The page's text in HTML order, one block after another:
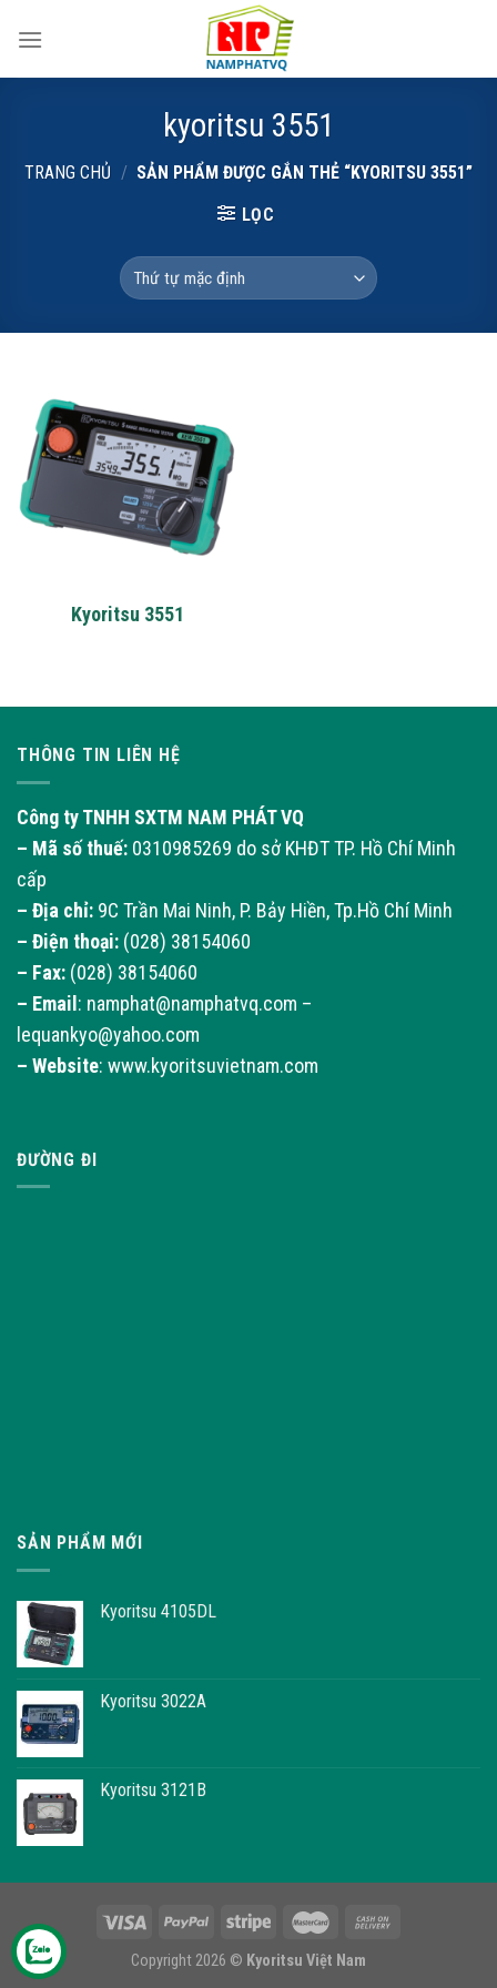
kyoritsu 3551
TRANG CHỦ / SẢN PHẨM ĐƯỢC GẮN THẺ “KYORITSU 3551”
LỌC
Kyoritsu 3551
THÔNG TIN LIÊN HỆ
Công ty TNHH SXTM NAM PHÁT VQ
– Mã số thuế: 0310985269 do sở KHĐT TP. Hồ Chí Minh
cấp
– Địa chỉ: 9C Trần Mai Ninh, P. Bảy Hiền, Tp.Hồ Chí Minh
– Điện thoại: (028) 38154060
– Fax: (028) 38154060
– Email: namphat@namphatvq.com –
lequankyo@yahoo.com
– Website: www.kyoritsuvietnam.com
ĐƯỜNG ĐI
SẢN PHẨM MỚI
Kyoritsu 4105DL
Kyoritsu 3022A
Kyoritsu 3121B
Copyright 2026 © Kyoritsu Việt Nam